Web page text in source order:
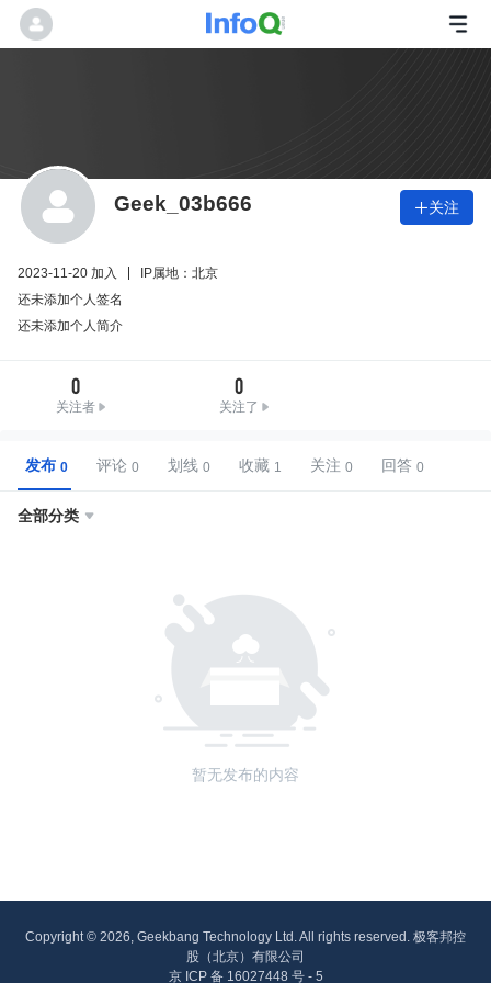
Geek_03b666 关注
2023-11-20 加入
IP属地：北京
还未添加个人签名
还未添加个人简介
0
关注者
0
关注了
发布 评论 划线 收藏 关注 回答
全部分类 
暂无发布的内容
Copyright © 2026, Geekbang Technology Ltd. All rights reserved. 极客邦控
股（北京）有限公司
京 ICP 备 16027448 号 - 5